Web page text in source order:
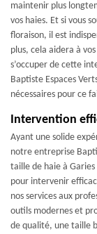
maintenir plus
vos haies. Et si vous
floraison, il est
plus, cela aidera à
s’occuper de cette
Baptiste Espaces
nécessaires pour ce
Intervention
Ayant une solide
notre entreprise
taille de haie à Garies
pour intervenir
nos services aux
outils modernes et
de qualité, une taille